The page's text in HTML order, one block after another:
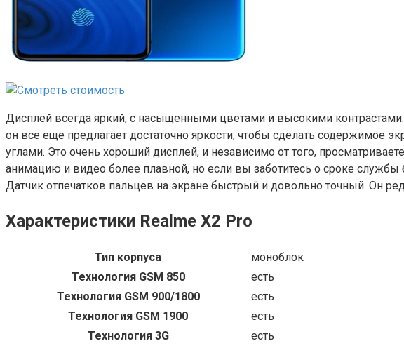
Дисплей всегда яркий, с насыщенными цветами и высокими
он все еще предлагает достаточно яркости, чтобы сделать
углами. Это очень хороший дисплей, и независимо от того,
анимацию и видео более плавной, но если вы заботитесь о сроке
Датчик отпечатков пальцев на экране быстрый и довольно точный. Он
Характеристики Realme X2 Pro
Тип корпуса
моноблок
Технология GSM 850
есть
Технология GSM 900/1800
есть
Технология GSM 1900
есть
Технология 3G
есть